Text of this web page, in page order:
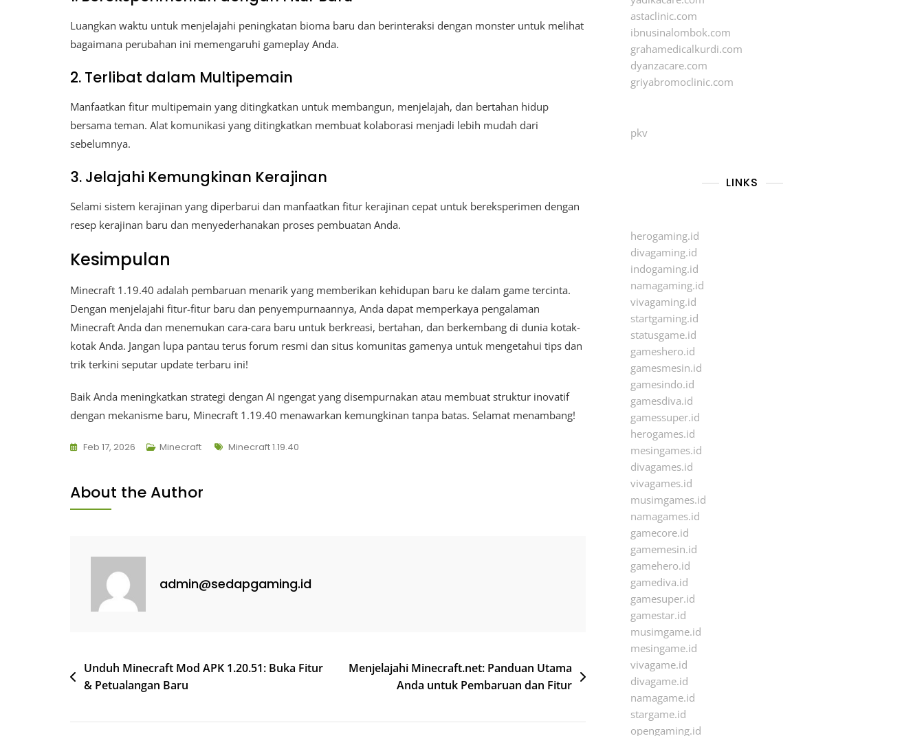
Luangkan waktu untuk menjelajahi peningkatan bioma baru dan berinteraksi dengan monster untuk melihat
bagaimana perubahan ini memengaruhi gameplay Anda.
2. Terlibat dalam Multipemain
Manfaatkan fitur multipemain yang ditingkatkan untuk membangun, menjelajah, dan bertahan hidup
bersama teman. Alat komunikasi yang ditingkatkan membuat kolaborasi menjadi lebih mudah dari
sebelumnya.
3. Jelajahi Kemungkinan Kerajinan
Selami sistem kerajinan yang diperbarui dan manfaatkan fitur kerajinan cepat untuk bereksperimen dengan
resep kerajinan baru dan menyederhanakan proses pembuatan Anda.
Kesimpulan
Minecraft 1.19.40 adalah pembaruan menarik yang memberikan kehidupan baru ke dalam game tercinta.
Dengan menjelajahi fitur-fitur baru dan penyempurnaannya, Anda dapat memperkaya pengalaman
Minecraft Anda dan menemukan cara-cara baru untuk berkreasi, bertahan, dan berkembang di dunia kotak-
kotak Anda. Jangan lupa pantau terus forum resmi dan situs komunitas gamenya untuk mengetahui tips dan
trik terkini seputar update terbaru ini!
Baik Anda meningkatkan strategi dengan AI ngengat yang disempurnakan atau membuat struktur inovatif
dengan mekanisme baru, Minecraft 1.19.40 menawarkan kemungkinan tanpa batas. Selamat menambang!
Feb 17, 2026 Minecraft Tags
Minecraft 1.19.40
About the Author
admin@sedapgaming.id
Post
navigation
Unduh Minecraft Mod APK 1.20.51: Buka Fitur
& Petualangan Baru
Menjelajahi Minecraft.net: Panduan Utama
Anda untuk Pembaruan dan Fitur
astaclinic.com
ibnusinalombok.com
grahamedicalkurdi.com
dyanzacare.com
griyabromoclinic.com
pkv
LINKS
herogaming.id
divagaming.id
indogaming.id
namagaming.id
vivagaming.id
startgaming.id
statusgame.id
gameshero.id
gamesmesin.id
gamesindo.id
gamesdiva.id
gamessuper.id
herogames.id
mesingames.id
divagames.id
vivagames.id
musimgames.id
namagames.id
gamecore.id
gamemesin.id
gamehero.id
gamediva.id
gamesuper.id
gamestar.id
musimgame.id
mesingame.id
vivagame.id
divagame.id
namagame.id
stargame.id
opengaming.id